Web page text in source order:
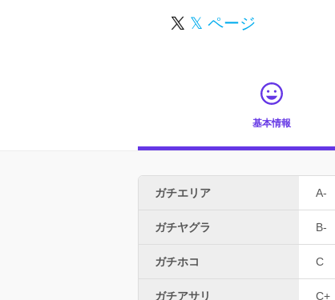
𝕏 ページ
基本情報
ガチエリア A-
ガチヤグラ B-
ガチホコ C
ガチアサリ C+